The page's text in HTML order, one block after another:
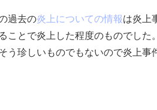
過去の炎上についての情報は炎上
ことで炎上した程度のものでし
う珍しいものでもないので炎上事